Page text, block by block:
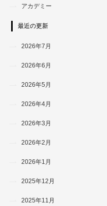
アカデミー
最近の更新
2026年7月
2026年6月
2026年5月
2026年4月
2026年3月
2026年2月
2026年1月
2025年12月
2025年11月